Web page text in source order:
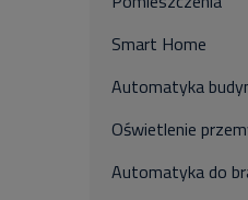
Smart Home
Automatyka
Oświetlenie
Automatyka do